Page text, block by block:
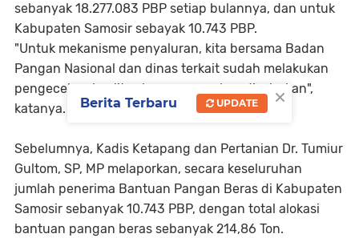
sebanyak 18.277.083 PBP setiap bulannya, dan untuk
Kabupaten Samosir sebayak 10.743 PBP.
"Untuk mekanisme penyaluran, kita bersama Badan
Pangan Nasional dan dinas terkait sudah melakukan
pengecekan kualitas beras yang akan disalurkan",
katanya.
Sebelumnya, Kadis Ketapang dan Pertanian Dr. Tumiur
Gultom, SP, MP melaporkan, secara keseluruhan
jumlah penerima Bantuan Pangan Beras di Kabupaten
Samosir sebanyak 10.743 PBP, dengan total alokasi
bantuan pangan beras sebanyak 214,86 Ton.
×
Berita Terbaru UPDATE